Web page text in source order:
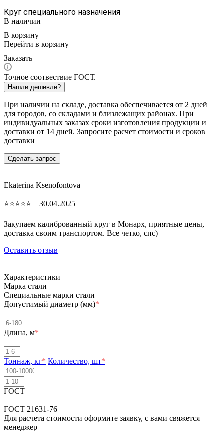
Круг специального назначения
В наличии
В корзину
Перейти в корзину
Заказать
Точное соотвествие ГОСТ.
Нашли дешевле?
При наличии на складе, доставка обеспечивается от 2 дней
для городов, со складами и близлежащих районах. При
индивидуальных заказах сроки изготовления продукции и
доставки от 14 дней. Запросите расчет стоимости и сроков
доставки
Сделать запрос
Ekaterina Ksenofontova
⭐⭐⭐⭐⭐ 30.04.2025
Закупаем калиброванный круг в Монарх, приятные цены,
доставка своим транспортом. Все четко, спc)
Оставить отзыв
Характеристики
Марка стали
Специальные марки стали
Допустимый диаметр (мм)*
Длина, м*
Тоннаж, кг* Количество, шт*
ГОСТ
—
ГОСТ 21631-76
Для расчета стоимости оформите заявку, с вами свяжется
менеджер